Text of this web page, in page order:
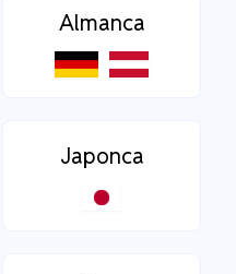
Almanca
Japonca